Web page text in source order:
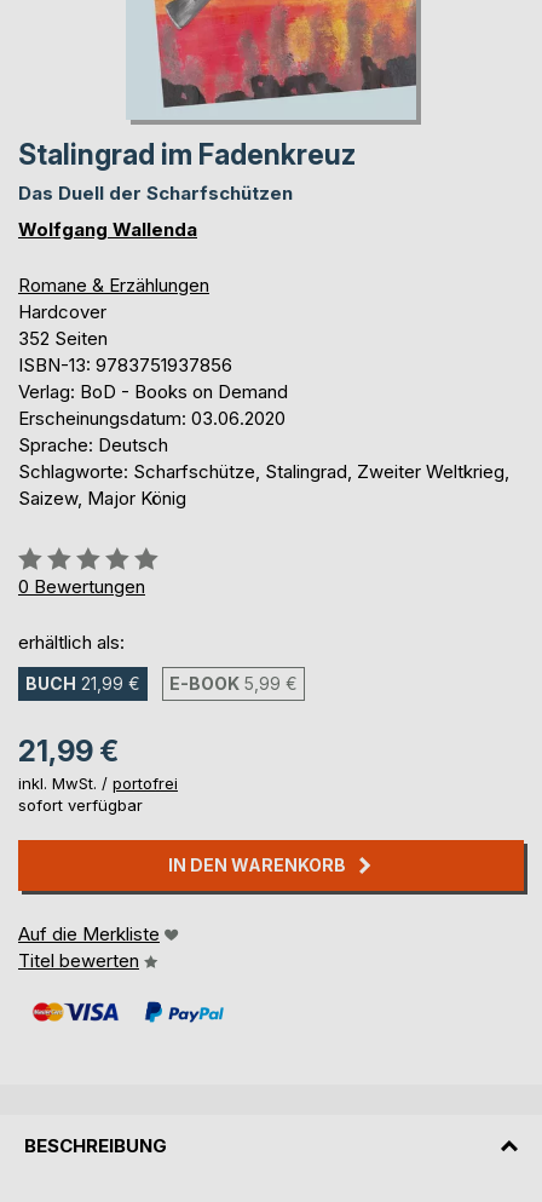
Stalingrad im Fadenkreuz
Das Duell der Scharfschützen
Wolfgang Wallenda
Romane & Erzählungen
Hardcover
352 Seiten
ISBN-13: 9783751937856
Verlag: BoD - Books on Demand
Erscheinungsdatum: 03.06.2020
Sprache: Deutsch
Schlagworte: Scharfschütze, Stalingrad, Zweiter Weltkrieg,
Saizew, Major König
Bewertung::
0%
0 Bewertungen
erhältlich als:
BUCH 21,99 € E-BOOK 5,99 €
21,99 €
inkl. MwSt. / portofrei
sofort verfügbar
IN DEN WARENKORB
Auf die Merkliste
Titel bewerten
BESCHREIBUNG